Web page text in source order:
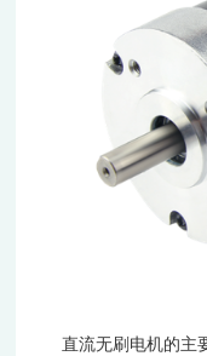
直流无刷电机的主